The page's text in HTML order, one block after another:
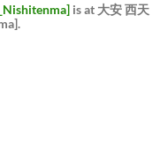
is at 大安 西天